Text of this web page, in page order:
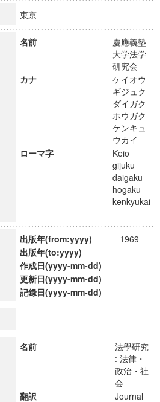
東京
名前
慶應義塾
大学法学
研究会
カナ
ケイオウ
ギジュク
ダイガク
ホウガク
ケンキュ
ウカイ
ローマ字
Keiō
gijuku
daigaku
hōgaku
kenkyūkai
出版年(from:yyyy)
1969
出版年(to:yyyy)
作成日(yyyy-mm-dd)
更新日(yyyy-mm-dd)
記録日(yyyy-mm-dd)
名前
法學研究
: 法律・
政治・社
会
翻訳
Journal